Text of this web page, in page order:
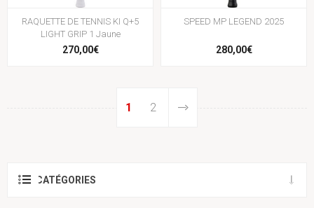
RAQUETTE DE TENNIS KI Q+5
LIGHT GRIP 1 Jaune
270,00€
SPEED MP LEGEND 2025
280,00€
1 2
CATÉGORIES